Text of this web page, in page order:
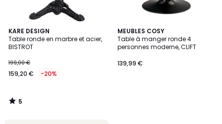
KARE DESIGN
Table ronde en marbre et acier,
BISTROT
199,00 €
159,20 € -20%
5
/
5
5
/
MEUBLES COSY
Table à manger ronde 4
personnes moderne, CLIFT
139,99 €